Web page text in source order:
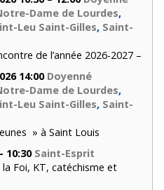
Dame de Lourdes,
Leu Saint-Gilles, Saint-
de l’année 2026-2027 –
14:00 Doyenné
Dame de Lourdes,
Leu Saint-Gilles, Saint-
» à Saint Louis
10:30 Saint-Esprit
Foi, KT, catéchisme et